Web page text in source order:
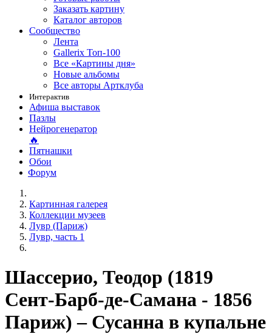
Заказать картину
Каталог авторов
Сообщество
Лента
Gallerix Топ-100
Все «Картины дня»
Новые альбомы
Все авторы Артклуба
Интерактив
Афиша выставок
Пазлы
Нейрогенератор
🔥
Пятнашки
Обои
Форум
Картинная галерея
Коллекции музеев
Лувр (Париж)
Лувр, часть 1
Шассерио, Теодор (1819
Сент-Барб-де-Самана - 1856
Париж) – Сусанна в купальне